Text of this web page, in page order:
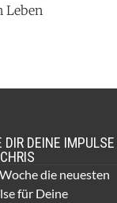
Leben
DIR DEINE IMPULSE
Woche die neuesten
für Deine